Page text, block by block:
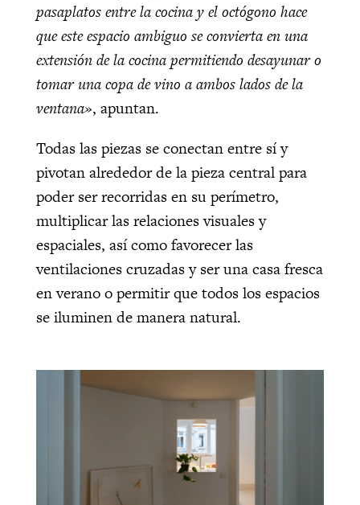
pasaplatos entre la cocina y el octógono hace
que este espacio ambiguo se convierta en una
extensión de la cocina permitiendo desayunar o
tomar una copa de vino a ambos lados de la
ventana», apuntan.
Todas las piezas se conectan entre sí y
pivotan alrededor de la pieza central para
poder ser recorridas en su perímetro,
multiplicar las relaciones visuales y
espaciales, así como favorecer las
ventilaciones cruzadas y ser una casa fresca
en verano o permitir que todos los espacios
se iluminen de manera natural.